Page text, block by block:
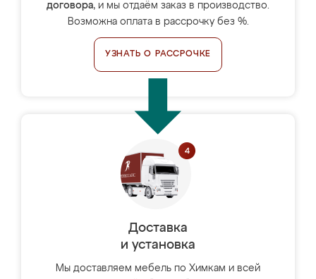
договора, и мы отдаём заказ в производство.
Возможна оплата в рассрочку без %.
УЗНАТЬ О РАССРОЧКЕ
Доставка
и установка
Мы доставляем мебель по Химкам и всей